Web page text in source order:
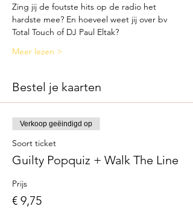
Zing jij de foutste hits op de radio het
hardste mee? En hoeveel weet jij over bv
Total Touch of DJ Paul Eltak?
Meer lezen >
Bestel je kaarten
Verkoop geëindigd op
Soort ticket
Guilty Popquiz + Walk The Line
Prijs
€ 9,75